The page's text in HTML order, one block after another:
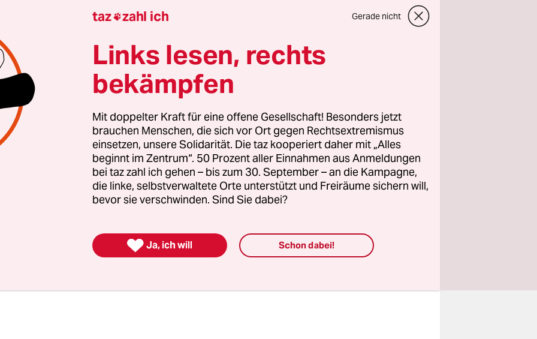
als die Sendezeit schon weit überzogen ist, bringt
noch einmal auf den Punkt. „Sie sind nicht
Sie sind völkisch; wir sind demokratisch, Sie sind autoritär“,
in Richtung
Björn Höcke, der im Studio von
neben ihm steht. Voigt, Thüringer Landeschef der
seiner Partei für die Landtagswahlen im
will MinisterpräsidentBodo Ramelowvon den Linken
Mann hätte der Abend schlechter verlaufen können. Er
TV-Duell mit seinem Gegenkandidaten von der AfD, dem
Höcke, zwar eine Weile, bis er seinen
Ton ausgerechnet beim Thema Wirtschaft in der
Höcke wirft ihm vor, dass doch die CDU als langjährige
taz zahl ich Gerade nicht
Links lesen, rechts
bekämpfen
Mit doppelter Kraft für eine offene Gesellschaft! Besonders jetzt
brauchen Menschen, die sich vor Ort gegen Rechtsextremismus
einsetzen, unsere Solidarität. Die taz kooperiert daher mit „Alles
beginnt im Zentrum“. 50 Prozent aller Einnahmen aus Anmeldungen
bei taz zahl ich gehen – bis zum 30. September – an die Kampagne,
die linke, selbstverwaltete Orte unterstützt und Freiräume sichern will,
bevor sie verschwinden. Sind Sie dabei?
 Ja, ich will Schon dabei!